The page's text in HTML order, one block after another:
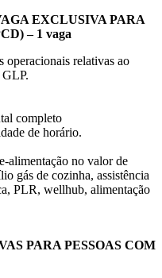
EXCLUSIVA PARA
– 1 vaga
operacionais relativas ao
GLP.
completo
de horário.
alimentação no valor de
gás de cozinha, assistência
PLR, wellhub, alimentação
PARA PESSOAS COM